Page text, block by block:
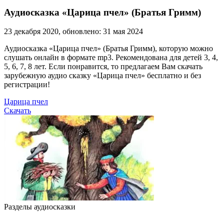
Аудиосказка «Царица пчел» (Братья Гримм)
23 декабря 2020, обновлено: 31 мая 2024
Аудиосказка «Царица пчел» (Братья Гримм), которую можно
слушать онлайн в формате mp3. Рекомендована для детей 3, 4,
5, 6, 7, 8 лет. Если понравится, то предлагаем Вам скачать
зарубежную аудио сказку «Царица пчел» бесплатно и без
регистрации!
Царица пчел
Скачать
Разделы аудиосказки